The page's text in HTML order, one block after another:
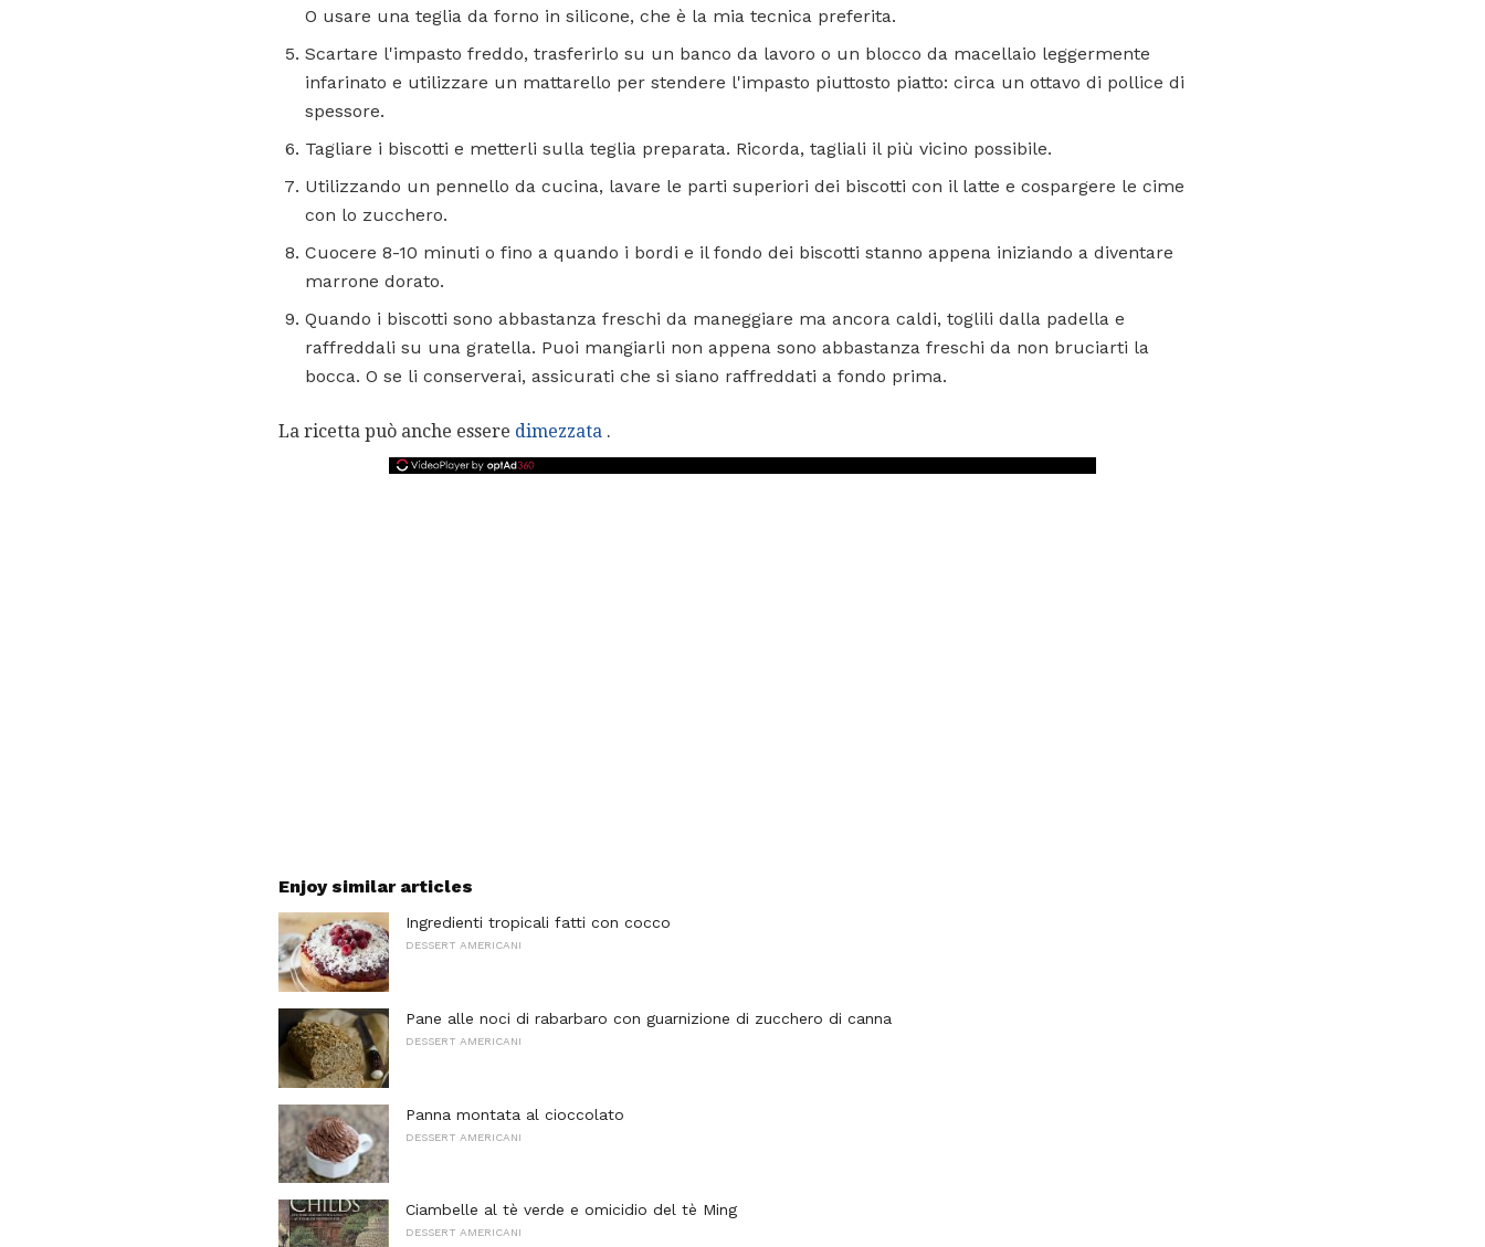
O usare una teglia da forno in silicone, che è la mia tecnica preferita.
Scartare l'impasto freddo, trasferirlo su un banco da lavoro o un blocco da macellaio leggermente
infarinato e utilizzare un mattarello per stendere l'impasto piuttosto piatto: circa un ottavo di pollice di
spessore.
Tagliare i biscotti e metterli sulla teglia preparata. Ricorda, tagliali il più vicino possibile.
Utilizzando un pennello da cucina, lavare le parti superiori dei biscotti con il latte e cospargere le cime
con lo zucchero.
Cuocere 8-10 minuti o fino a quando i bordi e il fondo dei biscotti stanno appena iniziando a diventare
marrone dorato.
Quando i biscotti sono abbastanza freschi da maneggiare ma ancora caldi, toglili dalla padella e
raffreddali su una gratella. Puoi mangiarli non appena sono abbastanza freschi da non bruciarti la
bocca. O se li conserverai, assicurati che si siano raffreddati a fondo prima.
La ricetta può anche essere dimezzata .
Enjoy similar articles
Ingredienti tropicali fatti con cocco
DESSERT AMERICANI
Pane alle noci di rabarbaro con guarnizione di zucchero di canna
DESSERT AMERICANI
Panna montata al cioccolato
DESSERT AMERICANI
Ciambelle al tè verde e omicidio del tè Ming
DESSERT AMERICANI